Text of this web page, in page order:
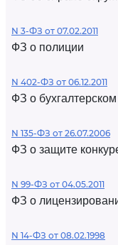
N 3-ФЗ от 07.02.2011
ФЗ о полиции
N 402-ФЗ от 06.12.2011
ФЗ о бухгалтерском
N 135-ФЗ от 26.07.2006
ФЗ о защите
N 99-ФЗ от 04.05.2011
ФЗ о
N 14-ФЗ от 08.02.1998